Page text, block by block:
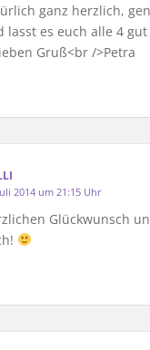
ganz herzlich,
lasst es euch alle 4
Gruß<br />Petra
2014 um 21:15 Uhr
Glückwunsch